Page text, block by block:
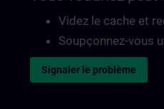
Videz le cache et
Soupçonnez-vous
Signaler le problème